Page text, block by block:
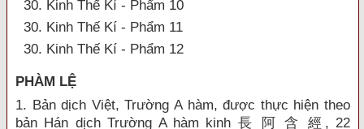
30. Kinh Thế Kí - Phẩm 10
30. Kinh Thế Kí - Phẩm 11
30. Kinh Thế Kí - Phẩm 12
PHÀM LỆ
1. Bản dịch Việt, Trường A hàm, được thực hiện theo
bản Hán dịch Trường A hàm kinh 長 阿 含 經, 22